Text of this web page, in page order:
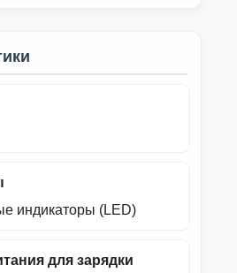
индикаторы (LED)
для зарядки